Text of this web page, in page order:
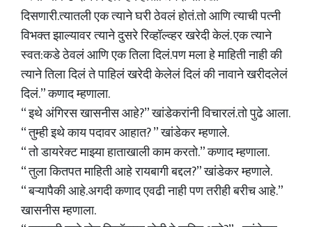
दिसणारी.त्यातली एक त्याने घरी ठेवलं होतं.तो आणि त्याची पत्नी
विभक्त झाल्यावर त्याने दुसरे रिव्हॉल्व्हर खरेदी केलं. एक त्याने
स्वत:कडे ठेवलं आणि एक तिला दिलं.पण मला हे माहिती नाही की
त्याने तिला दिलं ते पाहिलं खरेदी केलेलं दिलं की नावाने खरीदलेलं
दिलं.” कणाद म्हणाला.
“ इथे अंगिरस खासनीस आहे?” खांडेकरांनी विचारलं.तो पुढे आला.
“ तुम्ही इथे काय पदावर आहात? ” खांडेकर म्हणाले.
“ तो डायरेक्ट माझ्या हाताखाली काम करतो.” कणाद म्हणाला.
“ तुला कितपत माहिती आहे रायबागी बद्दल?” खांडेकर म्हणाले.
“ बऱ्यापैकी आहे.अगदी कणाद एवढी नाही पण तरीही बरीच आहे.”
खासनीस म्हणाला.